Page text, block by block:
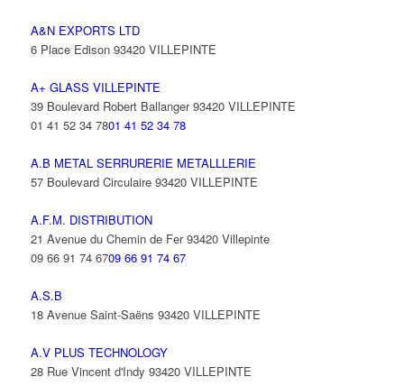
A&N EXPORTS LTD
6 Place Edison 93420 VILLEPINTE
A+ GLASS VILLEPINTE
39 Boulevard Robert Ballanger 93420 VILLEPINTE
01 41 52 34 7801 41 52 34 78
A.B METAL SERRURERIE METALLLERIE
57 Boulevard Circulaire 93420 VILLEPINTE
A.F.M. DISTRIBUTION
21 Avenue du Chemin de Fer 93420 Villepinte
09 66 91 74 6709 66 91 74 67
A.S.B
18 Avenue Saint-Saëns 93420 VILLEPINTE
A.V PLUS TECHNOLOGY
28 Rue Vincent d'Indy 93420 VILLEPINTE